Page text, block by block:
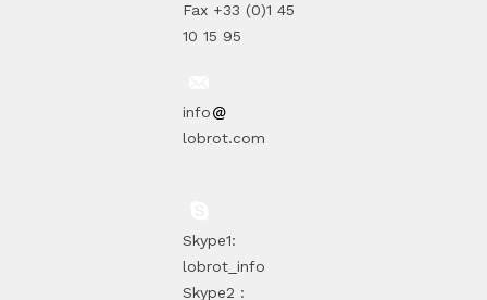
Fax +33 (0)1 45
10 15 95
info
lobrot.com
Skype1:
lobrot_info
Skype2 :